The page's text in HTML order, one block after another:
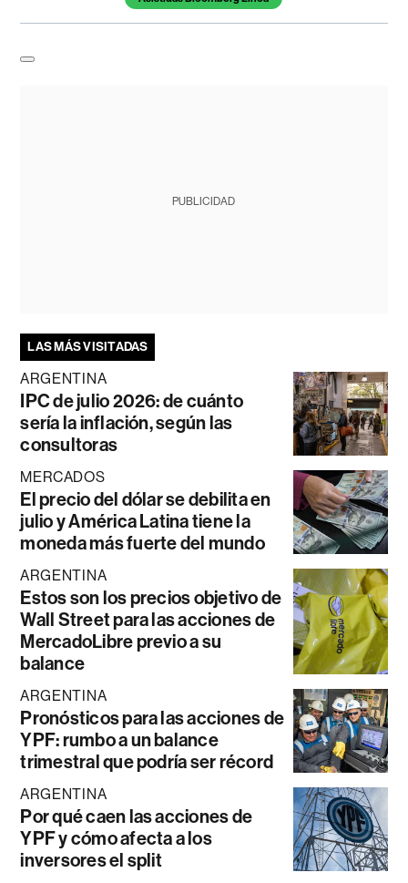
PUBLICIDAD
LAS MÁS VISITADAS
ARGENTINA
IPC de julio 2026: de cuánto
sería la inflación, según las
consultoras
MERCADOS
El precio del dólar se debilita en
julio y América Latina tiene la
moneda más fuerte del mundo
ARGENTINA
Estos son los precios objetivo de
Wall Street para las acciones de
MercadoLibre previo a su
balance
ARGENTINA
Pronósticos para las acciones de
YPF: rumbo a un balance
trimestral que podría ser récord
ARGENTINA
Por qué caen las acciones de
YPF y cómo afecta a los
inversores el split